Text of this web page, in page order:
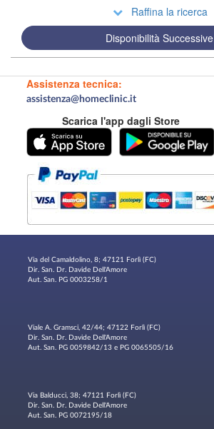
Raffina la ricerca
Disponibilità Successive
Assistenza tecnica:
assistenza@homeclinic.it
Scarica l'app dagli Store
Via del Camaldolino, 8; 47121 Forlì (FC)
Dir. San. Dr. Davide Dell'Amore
Aut. San. PG 0003258/1
Viale A. Gramsci, 42/44; 47122 Forlì (FC)
Dir. San. Dr. Davide Dell'Amore
Aut. San. PG 0059842/13 e PG 0065505/16
Via Balducci, 38; 47121 Forlì (FC)
Dir. San. Dr. Davide Dell'Amore
Aut. San. PG 0072195/18